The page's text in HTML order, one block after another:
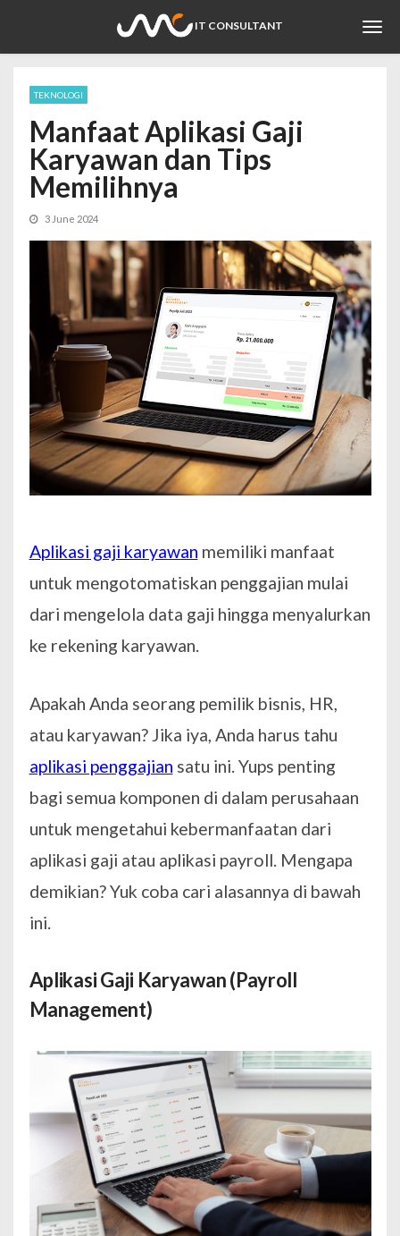
IT CONSULTANT
TEKNOLOGI
Manfaat Aplikasi Gaji
Karyawan dan Tips
Memilihnya
3 June 2024
Aplikasi gaji karyawan memiliki manfaat
untuk mengotomatiskan penggajian mulai
dari mengelola data gaji hingga menyalurkan
ke rekening karyawan.
Apakah Anda seorang pemilik bisnis, HR,
atau karyawan? Jika iya, Anda harus tahu
aplikasi penggajian satu ini. Yups penting
bagi semua komponen di dalam perusahaan
untuk mengetahui kebermanfaatan dari
aplikasi gaji atau aplikasi payroll. Mengapa
demikian? Yuk coba cari alasannya di bawah
ini.
Aplikasi Gaji Karyawan (Payroll
Management)